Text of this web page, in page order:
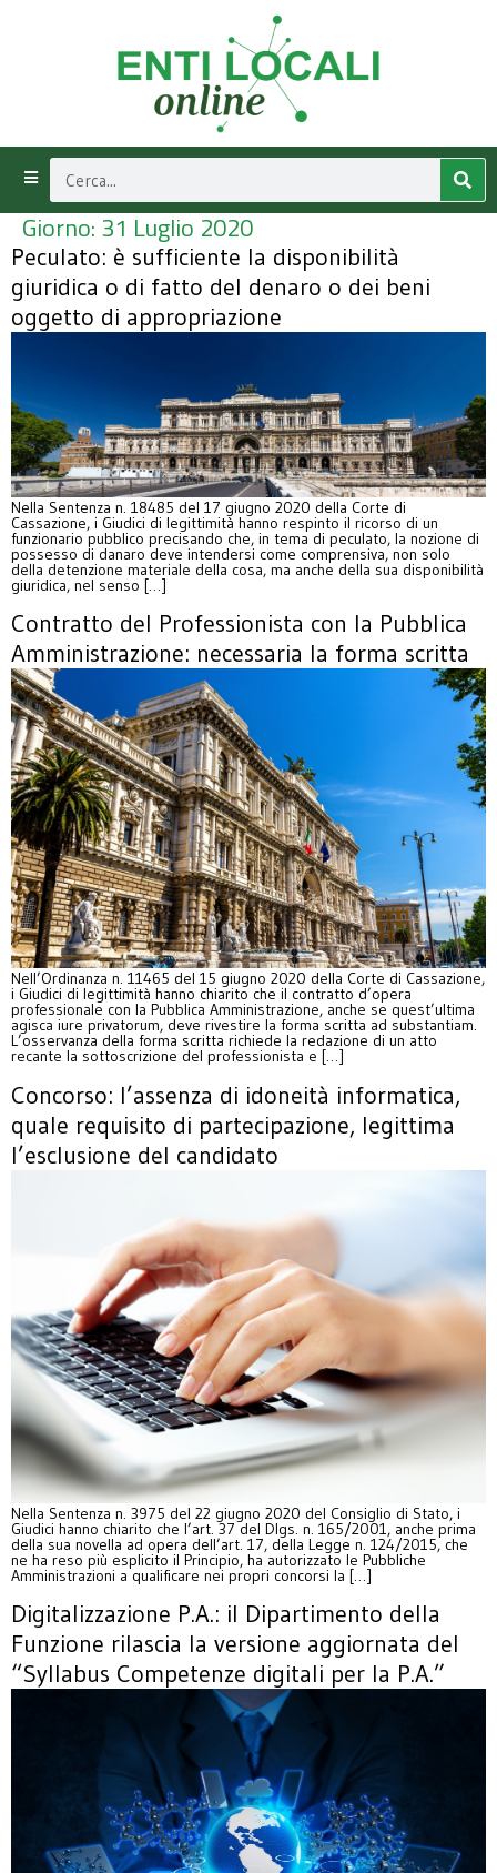
Giorno: 31 Luglio 2020
Peculato: è sufficiente la disponibilità
giuridica o di fatto del denaro o dei beni
oggetto di appropriazione
Nella Sentenza n. 18485 del 17 giugno 2020 della Corte di
Cassazione, i Giudici di legittimità hanno respinto il ricorso di un
funzionario pubblico precisando che, in tema di peculato, la nozione di
possesso di danaro deve intendersi come comprensiva, non solo
della detenzione materiale della cosa, ma anche della sua disponibilità
giuridica, nel senso […]
Contratto del Professionista con la Pubblica
Amministrazione: necessaria la forma scritta
Nell’Ordinanza n. 11465 del 15 giugno 2020 della Corte di Cassazione,
i Giudici di legittimità hanno chiarito che il contratto d’opera
professionale con la Pubblica Amministrazione, anche se quest’ultima
agisca iure privatorum, deve rivestire la forma scritta ad substantiam.
L’osservanza della forma scritta richiede la redazione di un atto
recante la sottoscrizione del professionista e […]
Concorso: l’assenza di idoneità informatica,
quale requisito di partecipazione, legittima
l’esclusione del candidato
Nella Sentenza n. 3975 del 22 giugno 2020 del Consiglio di Stato, i
Giudici hanno chiarito che l’art. 37 del Dlgs. n. 165/2001, anche prima
della sua novella ad opera dell’art. 17, della Legge n. 124/2015, che
ne ha reso più esplicito il Principio, ha autorizzato le Pubbliche
Amministrazioni a qualificare nei propri concorsi la […]
Digitalizzazione P.A.: il Dipartimento della
Funzione rilascia la versione aggiornata del
“Syllabus Competenze digitali per la P.A.”